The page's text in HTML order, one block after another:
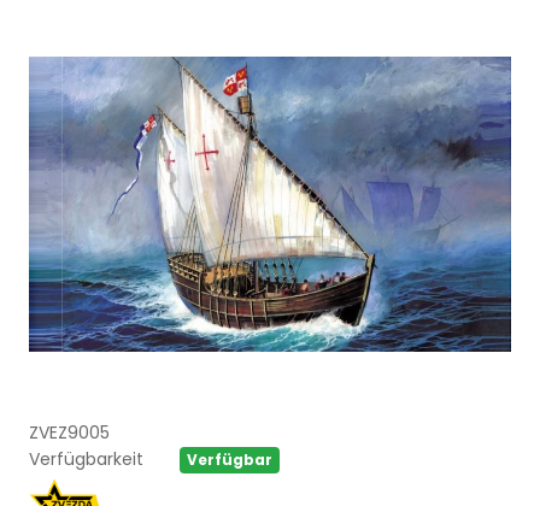
ZVEZ9005
Verfügbarkeit
Verfügbar